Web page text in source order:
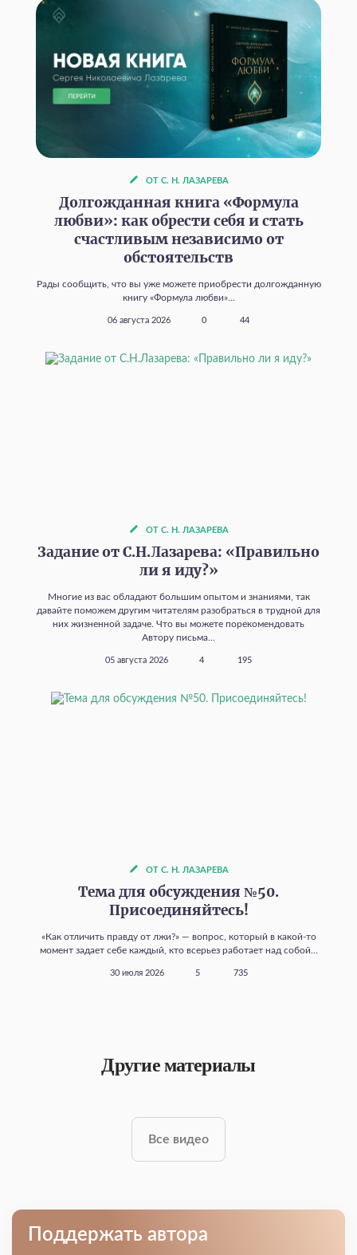
ОТ С. Н. ЛАЗАРЕВА
Долгожданная книга «Формула
любви»: как обрести себя и стать
счастливым независимо от
обстоятельств
Рады сообщить, что вы уже можете приобрести долгожданную
книгу «Формула любви»...
06 августа 2026 0 44
ОТ С. Н. ЛАЗАРЕВА
Задание от С.Н.Лазарева: «Правильно
ли я иду?»
Многие из вас обладают большим опытом и знаниями, так
давайте поможем другим читателям разобраться в трудной для
них жизненной задаче. Что вы можете порекомендовать
Автору письма...
05 августа 2026 4 195
ОТ С. Н. ЛАЗАРЕВА
Тема для обсуждения №50.
Присоединяйтесь!
«Как отличить правду от лжи?» — вопрос, который в какой‑то
момент задает себе каждый, кто всерьез работает над собой...
30 июля 2026 5 735
Другие материалы
Все видео
Поддержать автора